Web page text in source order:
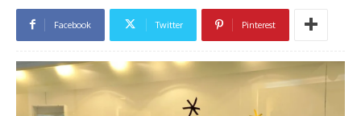
Facebook Twitter Pinterest